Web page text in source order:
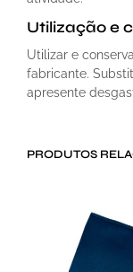
Utilização e
Utilizar e
fabricante.
apresente
PRODUTOS